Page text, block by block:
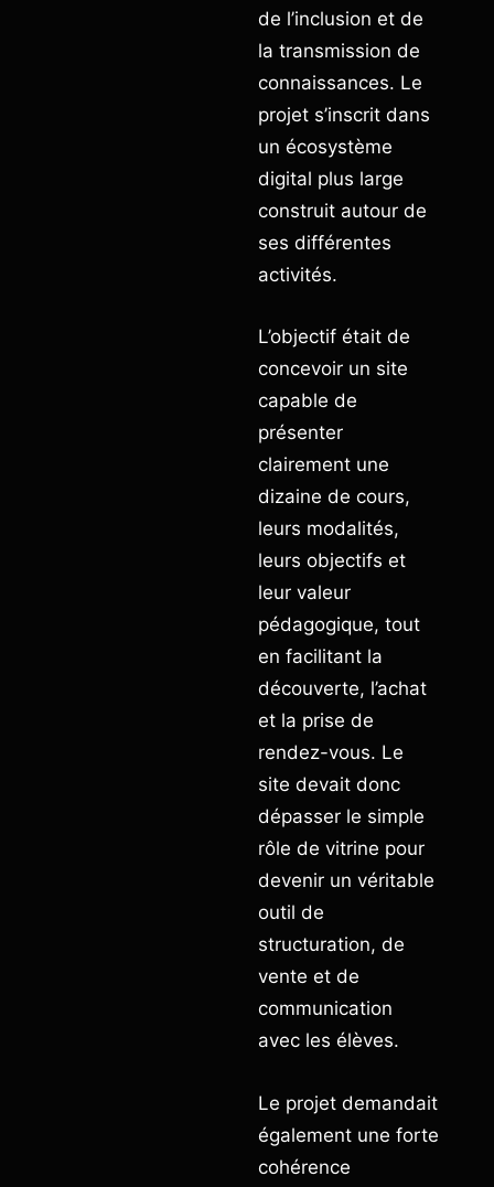
de l’inclusion et de
la transmission de
connaissances. Le
projet s’inscrit dans
un écosystème
digital plus large
construit autour de
ses différentes
activités.
L’objectif était de
concevoir un site
capable de
présenter
clairement une
dizaine de cours,
leurs modalités,
leurs objectifs et
leur valeur
pédagogique, tout
en facilitant la
découverte, l’achat
et la prise de
rendez-vous. Le
site devait donc
dépasser le simple
rôle de vitrine pour
devenir un véritable
outil de
structuration, de
vente et de
communication
avec les élèves.
Le projet demandait
également une forte
cohérence